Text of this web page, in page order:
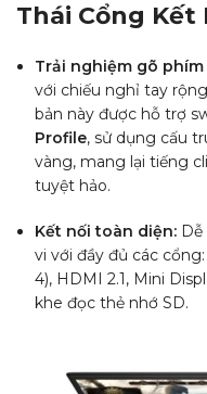
Thái Cổng Kết
Trải nghiệm gõ
với chiếu nghỉ tay
bản này được hỗ trợ
Profile, sử dụng cấu
vàng, mang lại tiếng
tuyệt hảo.
Kết nối toàn diện:
vi với đầy đủ các
4), HDMI 2.1, Mini
khe đọc thẻ nhớ SD.